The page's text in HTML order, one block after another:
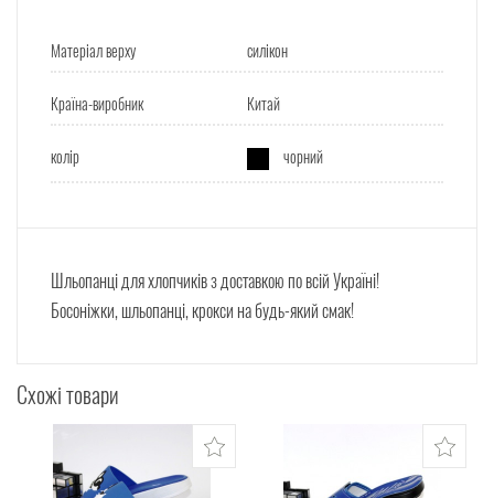
Матеріал верху силікон
Країна-виробник Китай
колір чорний
Шльопанці для хлопчиків з доставкою по всій Україні!
Босоніжки, шльопанці, крокси на будь-який смак!
Схожі товари